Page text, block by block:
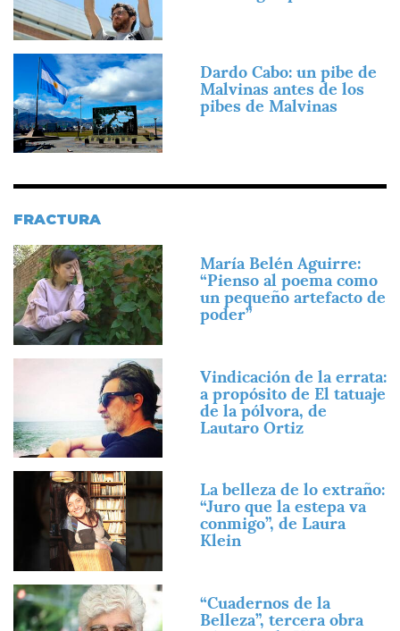
Imagen
Dardo Cabo: un pibe de
Malvinas antes de los
pibes de Malvinas
FRACTURA
Imagen
María Belén Aguirre:
“Pienso al poema como
un pequeño artefacto de
poder”
Vindicación de la errata:
a propósito de El tatuaje
de la pólvora, de
Lautaro Ortiz
Imagen
La belleza de lo extraño:
“Juro que la estepa va
conmigo”, de Laura
Klein
Imagen
“Cuadernos de la
Belleza”, tercera obra